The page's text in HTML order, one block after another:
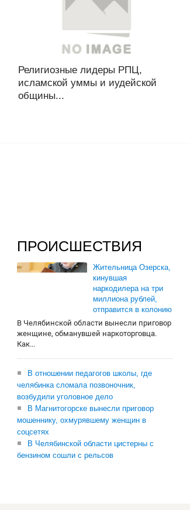
Религиозные лидеры РПЦ,
исламской уммы и иудейской
общины...
ПРОИСШЕСТВИЯ
Жительница Озерска,
кинувшая
наркодилера на три
миллиона рублей,
отправится в колонию
В Челябинской области вынесли приговор
женщине, обманувшей наркоторговца.
Как...
В отношении педагогов школы, где
челябинка сломала позвоночник,
возбудили уголовное дело
В Магнитогорске вынесли приговор
мошеннику, охмурявшему женщин в
соцсетях
В Челябинской области цистерны с
бензином сошли с рельсов